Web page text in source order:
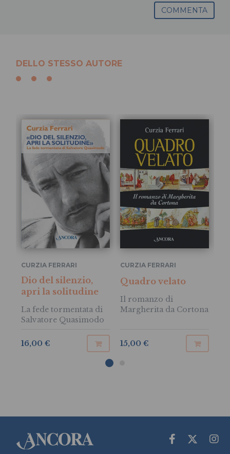
COMMENTA
DELLO STESSO AUTORE
CURZIA FERRARI
Dio del silenzio,
apri la solitudine
La fede tormentata di
Salvatore Quasimodo
16,00 €
CURZIA FERRARI
Quadro velato
Il romanzo di
Margherita da Cortona
15,00 €